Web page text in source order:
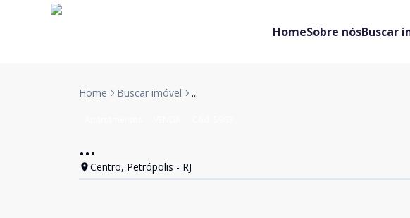
HomeSobre nósBuscar
Home Buscar imóvel ...
...
Centro, Petrópolis - RJ